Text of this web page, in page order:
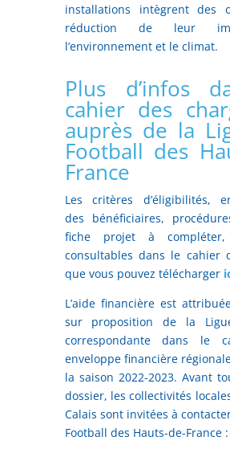
installations intègrent des
réduction de leur
l’environnement et le climat.
Plus d’infos
cahier des
auprès de la
Football des
France
Les critères d’éligibilités,
des bénéficiaires,
fiche projet à
consultables dans le cahier
que vous pouvez télécharger
L’aide financière est
sur proposition de la
correspondante dans le
enveloppe financière
la saison 2022-2023. Avant
dossier, les collectivités
Calais sont invitées à
Football des Hauts-de-France :